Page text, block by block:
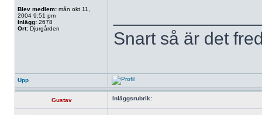
Blev medlem: mån okt 11,
2004 9:51 pm
Inlägg: 2678
Ort: Djurgården
Snart så är det
Upp
Gustav Inläggsrubrik: